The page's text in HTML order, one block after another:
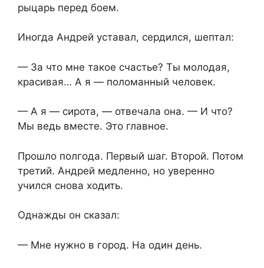
рыцарь перед боем.
Иногда Андрей уставал, сердился, шептал:
— За что мне такое счастье? Ты молодая,
красивая… А я — поломанный человек.
— А я — сирота, — отвечала она. — И что?
Мы ведь вместе. Это главное.
Прошло полгода. Первый шаг. Второй. Потом
третий. Андрей медленно, но уверенно
учился снова ходить.
Однажды он сказал:
— Мне нужно в город. На один день.